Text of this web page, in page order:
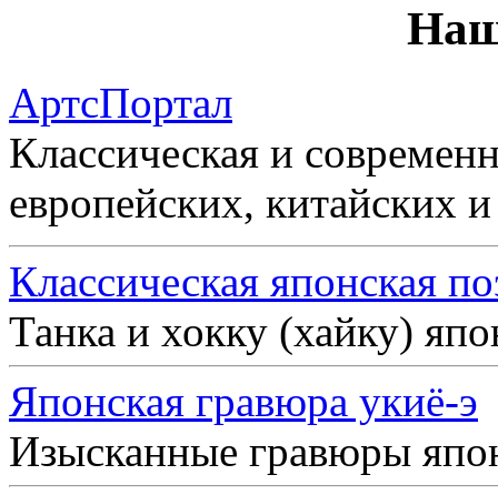
АртсПортал
Классическая и
европейских, китайских
Классическая японская
Танка и хокку (хайку)
Японская гравюра укиё-э
Изысканные гравюры